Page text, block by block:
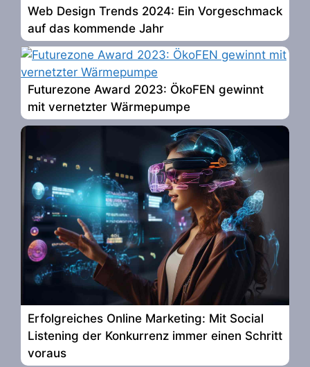
Web Design Trends 2024: Ein Vorgeschmack
auf das kommende Jahr
Futurezone Award 2023: ÖkoFEN gewinnt
mit vernetzter Wärmepumpe
Erfolgreiches Online Marketing: Mit Social
Listening der Konkurrenz immer einen Schritt
voraus